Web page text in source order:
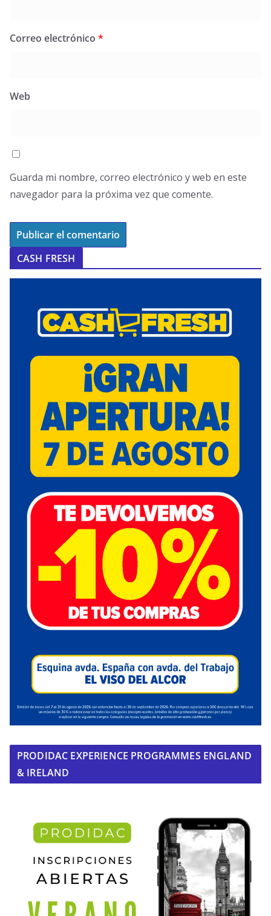
Correo electrónico *
Web
Guarda mi nombre, correo electrónico y web en este
navegador para la próxima vez que comente.
CASH FRESH
PRODIDAC EXPERIENCE PROGRAMMES ENGLAND
& IRELAND